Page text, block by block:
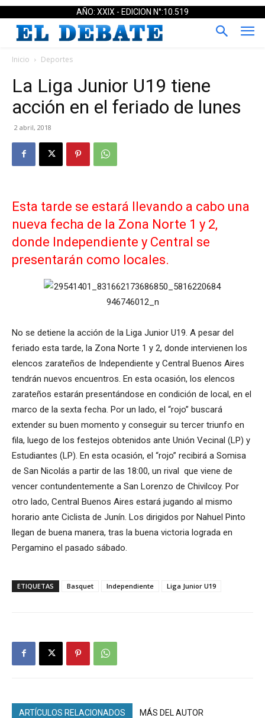
AÑO: XXIX - EDICION N°:10.519
Inicio Deportes
La Liga Junior U19 tiene
acción en el feriado de lunes
2 abril, 2018
Esta tarde se estará llevando a cabo una
nueva fecha de la Zona Norte 1 y 2,
donde Independiente y Central se
presentarán como locales.
No se detiene la acción de la Liga Junior U19. A pesar del
feriado esta tarde, la Zona Norte 1 y 2, donde intervienen los
elencos zarateños de Independiente y Central Buenos Aires
tendrán nuevos encuentros. En esta ocasión, los elencos
zarateños estarán presentándose en condición de local, en el
marco de la sexta fecha. Por un lado, el “rojo” buscará
extender su buen momento y conseguir su tercer triunfo en
fila, luego de los festejos obtenidos ante Unión Vecinal (LP) y
Estudiantes (LP). En esta ocasión, el “rojo” recibirá a Somisa
de San Nicolás a partir de las 18:00, un rival que viene de
vencer contundentemente a San Lorenzo de Chivilcoy. Por
otro lado, Central Buenos Aires estará jugando al mismo
horario ante Ciclista de Junín. Los dirigidos por Nahuel Pinto
llegan de buena manera, tras la buena victoria lograda en
Pergamino el pasado sábado.
ETIQUETAS Basquet Independiente Liga Junior U19
ARTÍCULOS RELACIONADOS MÁS DEL AUTOR